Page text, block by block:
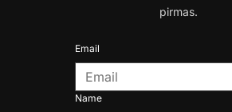
pirmas.
Email
Name